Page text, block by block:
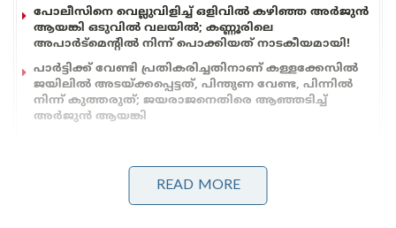
പോലീസിനെ വെല്ലുവിളിച്ച് ഒളിവിൽ കഴിഞ്ഞ അർജുൻ
ആയങ്കി ഒടുവിൽ വലയിൽ; കണ്ണൂരിലെ
അപാർട്മെന്റിൽ നിന്ന് പൊക്കിയത് നാടകീയമായി!
പാർട്ടിക്ക് വേണ്ടി പ്രതികരിച്ചതിനാണ് കള്ളക്കേസിൽ
ജയിലിൽ അടയ്ക്കപ്പെട്ടത്, പിന്തുണ വേണ്ട, പിന്നിൽ
നിന്ന് കുത്തരുത്; ജയരാജനെതിരെ ആഞ്ഞടിച്ച്
അർജുൻ ആയങ്കി
ഈ പ്ലാനിൽ നിങ്ങൾക്ക് 60 ദിവസത്തെ വാലിഡിറ്റി
ലഭിക്കും. ഇത് മാത്രമല്ല, ഈ പ്ലാൻ
READ MORE